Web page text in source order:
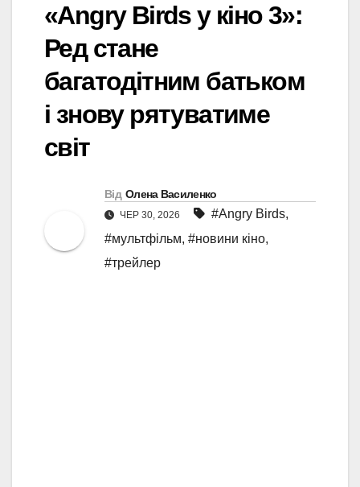
«Angry Birds у кіно 3»:
Ред стане
багатодітним батьком
і знову рятуватиме
світ
Від Олена Василенко
ЧЕР 30, 2026 #Angry Birds,
#мультфільм, #новини кіно,
#трейлер